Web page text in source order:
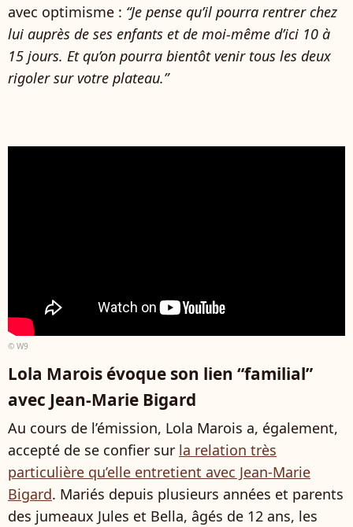
avec optimisme : “Je pense qu’il pourra rentrer chez
lui auprès de ses enfants et de moi-même d’ici 10 à
15 jours. Et qu’on pourra bientôt venir tous les deux
rigoler sur votre plateau.”
© W9
Lola Marois évoque son lien “familial”
avec Jean-Marie Bigard
Au cours de l’émission, Lola Marois a, également,
accepté de se confier sur la relation très
particulière qu’elle entretient avec Jean-Marie
Bigard. Mariés depuis plusieurs années et parents
des jumeaux Jules et Bella, âgés de 12 ans, les